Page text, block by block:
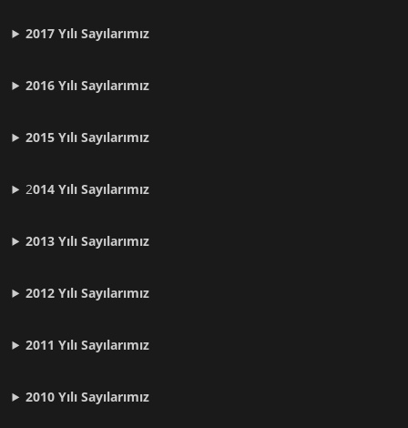
2017 Yılı Sayılarımız
2016 Yılı Sayılarımız
2015 Yılı Sayılarımız
2014 Yılı Sayılarımız
2013 Yılı Sayılarımız
2012 YılıSayılarımız
2011 YılıSayılarımız
2010 YılıSayılarımız